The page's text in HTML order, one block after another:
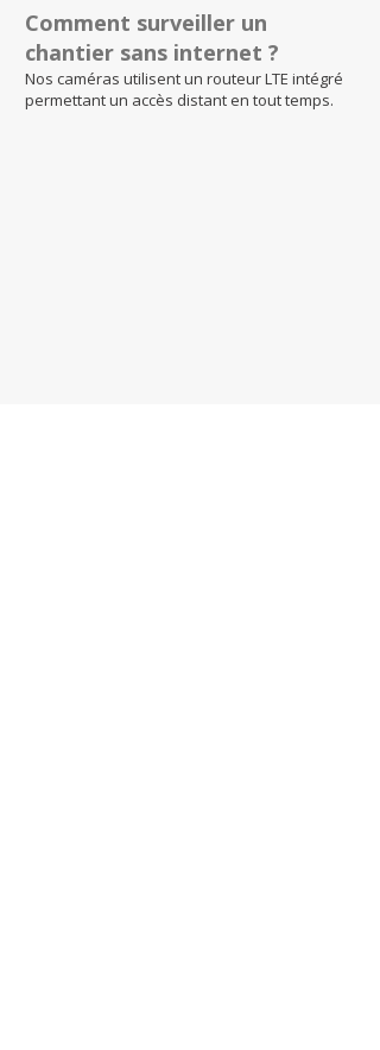
Comment surveiller un
chantier sans internet ?
Nos caméras utilisent un routeur LTE intégré
permettant un accès distant en tout temps.